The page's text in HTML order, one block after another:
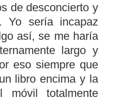
de desconcierto y
Yo sería incapaz
así, se me haría
largo y
eso siempre que
libro encima y la
móvil totalmente